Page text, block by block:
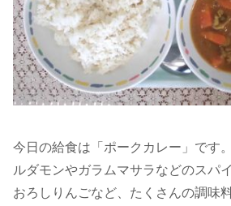
今日の給食は「ポークカレー」です
ルダモンやガラムマサラなどのスパ
おろしりんごなど、たくさんの調味